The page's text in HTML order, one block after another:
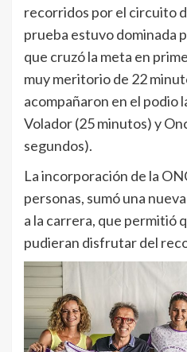
recorridos por el circuito
prueba estuvo dominada
que cruzó la meta en
muy meritorio de 22
acompañaron en el podio
Volador (25 minutos) y
segundos).
La incorporación de la
personas, sumó una
a la carrera, que permitió
pudieran disfrutar del